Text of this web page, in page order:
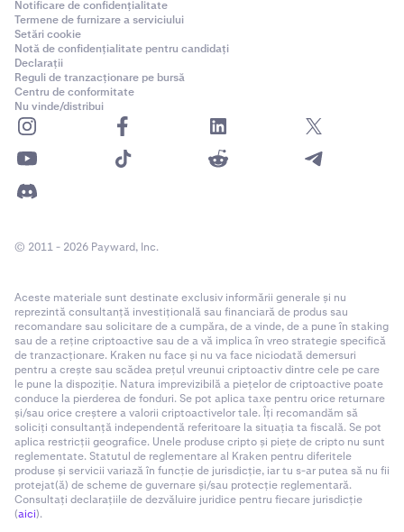
Notificare de confidențialitate
Termene de furnizare a serviciului
Setări cookie
Notă de confidențialitate pentru candidați
Declarații
Reguli de tranzacționare pe bursă
Centru de conformitate
Nu vinde/distribui
© 2011 - 2026 Payward, Inc.
Aceste materiale sunt destinate exclusiv informării generale și nu
reprezintă consultanță investițională sau financiară de produs sau
recomandare sau solicitare de a cumpăra, de a vinde, de a pune în staking
sau de a reține criptoactive sau de a vă implica în vreo strategie specifică
de tranzacționare. Kraken nu face și nu va face niciodată demersuri
pentru a crește sau scădea prețul vreunui criptoactiv dintre cele pe care
le pune la dispoziție. Natura imprevizibilă a piețelor de criptoactive poate
conduce la pierderea de fonduri. Se pot aplica taxe pentru orice returnare
și/sau orice creștere a valorii criptoactivelor tale. Îți recomandăm să
soliciți consultanță independentă referitoare la situația ta fiscală. Se pot
aplica restricții geografice. Unele produse cripto și piețe de cripto nu sunt
reglementate. Statutul de reglementare al Kraken pentru diferitele
produse și servicii variază în funcție de jurisdicție, iar tu s-ar putea să nu fii
protejat(ă) de scheme de guvernare și/sau protecție reglementară.
Consultați declarațiile de dezvăluire juridice pentru fiecare jurisdicție
(aici).